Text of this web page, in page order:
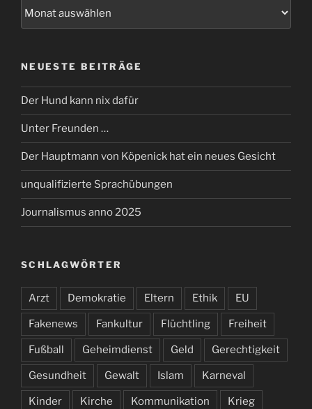
NEUESTE BEITRÄGE
Der Hund kann nix dafür
Unter Freunden …
Der Hauptmann von Köpenick hat ein neues Gesicht
unqualifizierte Sprachübungen
Journalismus anno 2025
SCHLAGWÖRTER
Arzt Demokratie Eltern Ethik EU
Fakenews Fankultur Flüchtling Freiheit
Fußball Geheimdienst Geld Gerechtigkeit
Gesundheit Gewalt Islam Karneval
Kinder Kirche Kommunikation Krieg